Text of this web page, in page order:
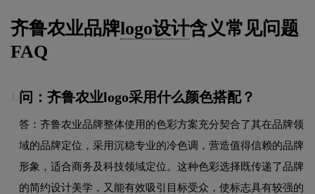
齐鲁农业品牌logo设计含义常见问题
FAQ
问：齐鲁农业logo采用什么颜色搭配？
答：齐鲁农业品牌整体使用的色彩方案充分契合了其在品牌领
域的品牌定位，采用沉稳专业的冷色调，营造值得信赖的品牌
形象，适合商务及科技领域定位。这种色彩选择既传递了品牌
的简约设计美学，又能有效吸引目标受众，使标志具有较强的